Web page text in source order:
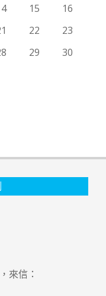
15
16
22
23
29
30
來信：